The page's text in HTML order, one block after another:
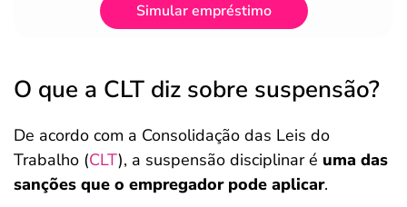
Simular empréstimo
O que a CLT diz sobre suspensão?
De acordo com a Consolidação das Leis do
Trabalho (CLT), a suspensão disciplinar é uma das
sanções que o empregador pode aplicar.